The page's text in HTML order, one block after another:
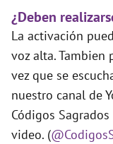
¿Deben
La activación
voz alta. Tambien
vez que se
nuestro canal de
Códigos
video. (